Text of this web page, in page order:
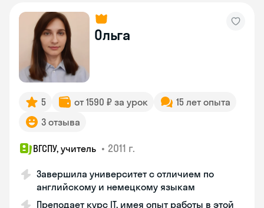
Ольга
5 от 1590 ₽ за урок
15 лет опыта
3 отзыва
ВГСПУ, учитель • 2011 г.
Завершила университет с отличием по
английскому и немецкому языкам
Преподает курс IT, имея опыт работы в этой